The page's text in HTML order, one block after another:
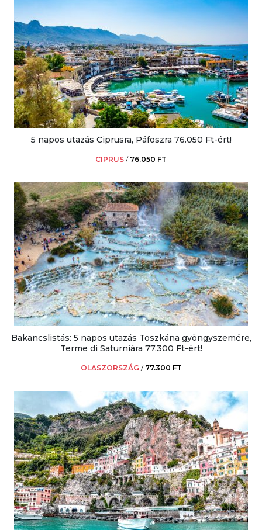
5 napos utazás Ciprusra, Páfoszra 76.050 Ft-ért!
CIPRUS / 76.050 FT
Bakancslistás: 5 napos utazás Toszkána gyöngyszemére,
Terme di Saturniára 77.300 Ft-ért!
OLASZORSZÁG / 77.300 FT